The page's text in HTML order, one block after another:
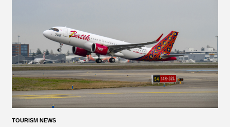
TOURISM NEWS